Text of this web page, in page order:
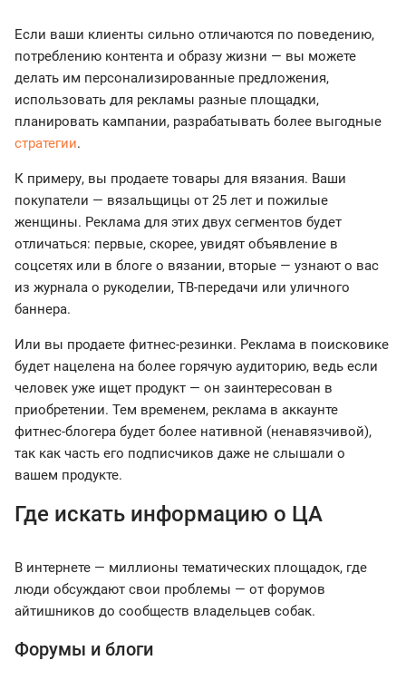
Если ваши клиенты сильно отличаются по поведению,
потреблению контента и образу жизни — вы можете
делать им персонализированные предложения,
использовать для рекламы разные площадки,
планировать кампании, разрабатывать более выгодные
стратегии.
К примеру, вы продаете товары для вязания. Ваши
покупатели — вязальщицы от 25 лет и пожилые
женщины. Реклама для этих двух сегментов будет
отличаться: первые, скорее, увидят объявление в
соцсетях или в блоге о вязании, вторые — узнают о вас
из журнала о рукоделии, ТВ-передачи или уличного
баннера.
Или вы продаете фитнес-резинки. Реклама в поисковике
будет нацелена на более горячую аудиторию, ведь если
человек уже ищет продукт — он заинтересован в
приобретении. Тем временем, реклама в аккаунте
фитнес-блогера будет более нативной (ненавязчивой),
так как часть его подписчиков даже не слышали о
вашем продукте.
Где искать информацию о ЦА
В интернете — миллионы тематических площадок, где
люди обсуждают свои проблемы — от форумов
айтишников до сообществ владельцев собак.
Форумы и блоги